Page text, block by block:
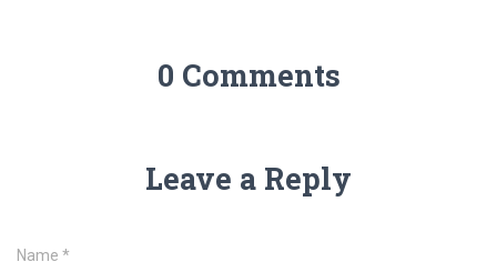
0 Comments
Leave a Reply
Name *